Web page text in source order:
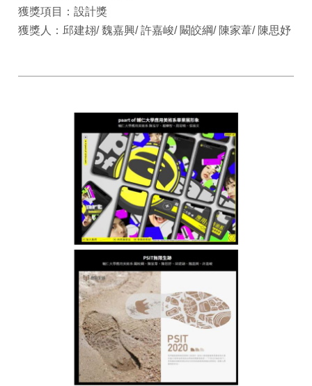
獲獎項目：設計獎
獲獎人：邱建翃/ 魏嘉興/ 許嘉峻/ 闞皎綱/ 陳家葦/ 陳思妤